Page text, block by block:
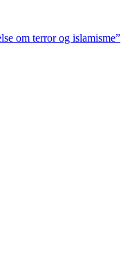
om terror og islamisme”